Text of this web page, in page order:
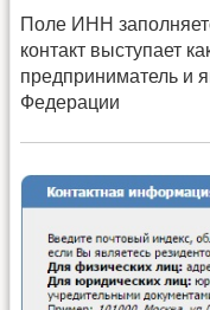
Поле ИНН
контакт выступает
предприниматель и
Федерации